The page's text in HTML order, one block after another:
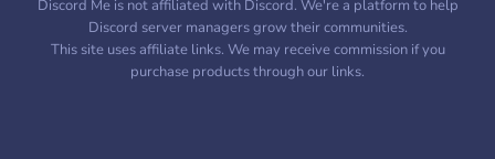
Discord Me is not affiliated with Discord. We're a platform to help
Discord server managers grow their communities.
This site uses affiliate links. We may receive commission if you
purchase products through our links.